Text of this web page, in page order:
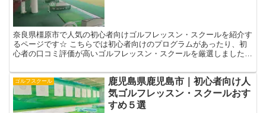
奈良県橿原市で人気の初心者向けゴルフレッスン・スクールを紹介す
るページです☆ こちらでは初心者向けのプログラムがあったり、初
心者の口コミ評価が高いゴルフレッスン・スクールを厳選しました！
ゴルフスクール
鹿児島県鹿児島市｜初心者向け人
気ゴルフレッスン・スクールおす
すめ５選